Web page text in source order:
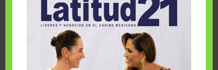
LIBRO ECOLOGÍA Y ESPIRITUALIDAD